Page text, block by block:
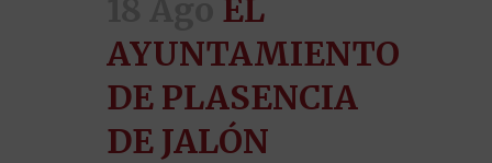
EL
AYUNTAMIENTO
DE PLASENCIA
DE JALÓN